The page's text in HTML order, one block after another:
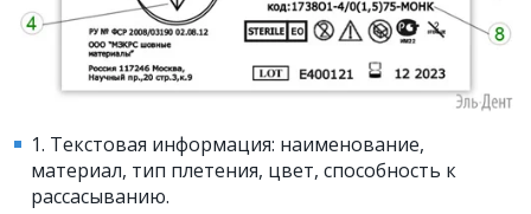
1. Текстовая информация: наименование,
материал, тип плетения, цвет, способность к
рассасыванию.